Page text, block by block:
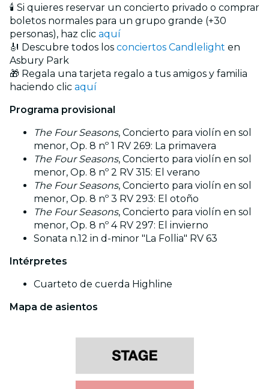
🕯️ Si quieres reservar un concierto privado o comprar
boletos normales para un grupo grande (+30
personas), haz clic aquí
🎻 Descubre todos los conciertos Candlelight en
Asbury Park
🎁 Regala una tarjeta regalo a tus amigos y familia
haciendo clic aquí
Programa provisional
The Four Seasons, Concierto para violín en sol
menor, Op. 8 nº 1 RV 269: La primavera
The Four Seasons, Concierto para violín en sol
menor, Op. 8 nº 2 RV 315: El verano
The Four Seasons, Concierto para violín en sol
menor, Op. 8 nº 3 RV 293: El otoño
The Four Seasons, Concierto para violín en sol
menor, Op. 8 nº 4 RV 297: El invierno
Sonata n.12 in d-minor "La Follia" RV 63
Intérpretes
Cuarteto de cuerda Highline
Mapa de asientos